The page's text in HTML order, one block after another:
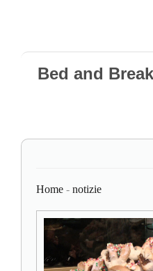
Bed and
Home - notizie